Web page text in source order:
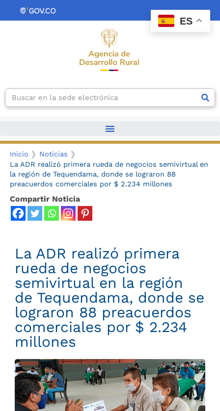
contenido
Search
Inicio
Noticias
La ADR realizó primera rueda de negocios semivirtual en
la región de Tequendama, donde se lograron 88
preacuerdos comerciales por $ 2.234 millones
Compartir Noticia
La ADR realizó primera
rueda de negocios
semivirtual en la región
de Tequendama, donde se
lograron 88 preacuerdos
comerciales por $ 2.234
millones
ES